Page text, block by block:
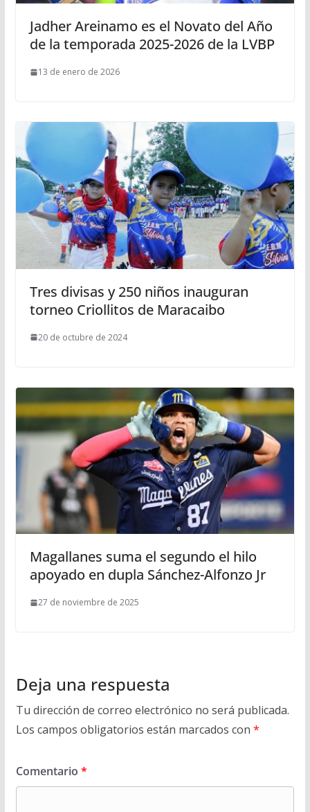
Jadher Areinamo es el Novato del Año
de la temporada 2025-2026 de la LVBP
13 de enero de 2026
Tres divisas y 250 niños inauguran
torneo Criollitos de Maracaibo
20 de octubre de 2024
Magallanes suma el segundo el hilo
apoyado en dupla Sánchez-Alfonzo Jr
27 de noviembre de 2025
Deja una respuesta
Tu dirección de correo electrónico no será publicada.
Los campos obligatorios están marcados con *
Comentario *